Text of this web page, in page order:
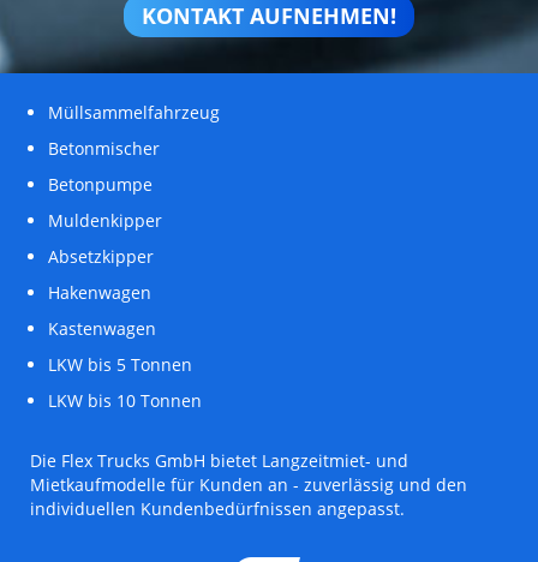
KONTAKT AUFNEHMEN!
Müllsammelfahrzeug
Betonmischer
Betonpumpe
Muldenkipper
Absetzkipper
Hakenwagen
Kastenwagen
LKW bis 5 Tonnen
LKW bis 10 Tonnen
Die Flex Trucks GmbH bietet Langzeitmiet- und
Mietkaufmodelle für Kunden an - zuverlässig und den
individuellen Kundenbedürfnissen angepasst.